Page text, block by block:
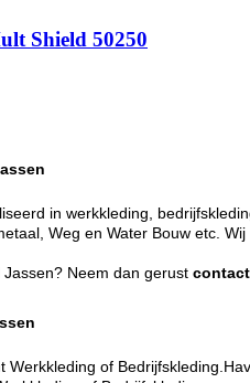
Shield 50250
in werkkleding,
Weg en Water Bouw etc.
Neem dan gerust contact
Werkkleding of